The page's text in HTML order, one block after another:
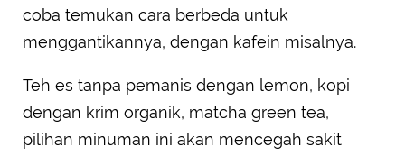
coba temukan cara berbeda untuk
menggantikannya, dengan kafein misalnya.
Teh es tanpa pemanis dengan lemon, kopi
dengan krim organik, matcha green tea,
pilihan minuman ini akan mencegah sakit